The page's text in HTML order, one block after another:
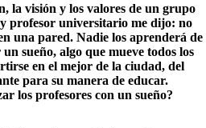
la visión y los valores de un grupo
profesor universitario me dijo: no
una pared. Nadie los aprenderá de
sueño, algo que mueve todos los
en el mejor de la ciudad, del
para su manera de educar.
los profesores con un sueño?